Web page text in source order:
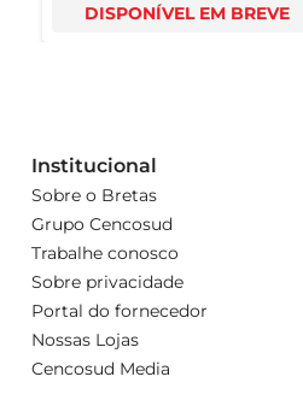
DISPONÍVEL EM BREVE
Institucional
Sobre o Bretas
Grupo Cencosud
Trabalhe conosco
Sobre privacidade
Portal do fornecedor
Nossas Lojas
Cencosud Media